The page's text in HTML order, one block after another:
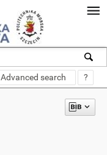
Advanced search ?